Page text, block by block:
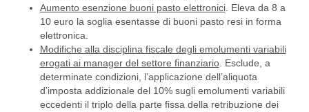
Aumento esenzione buoni pasto elettronici. Eleva da 8 a
10 euro la soglia esentasse di buoni pasto resi in forma
elettronica.
Modifiche alla disciplina fiscale degli emolumenti variabili
erogati ai manager del settore finanziario. Esclude, a
determinate condizioni, l’applicazione dell’aliquota
d’imposta addizionale del 10% sugli emolumenti variabili
eccedenti il triplo della parte fissa della retribuzione dei